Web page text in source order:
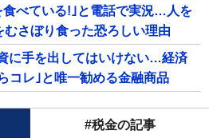
食べている!｣と電話で実況…人を
さぼり食った恐ろしい理由
に手を出してはいけない…経済
コレ｣と唯一勧める金融商品
#税金の記事